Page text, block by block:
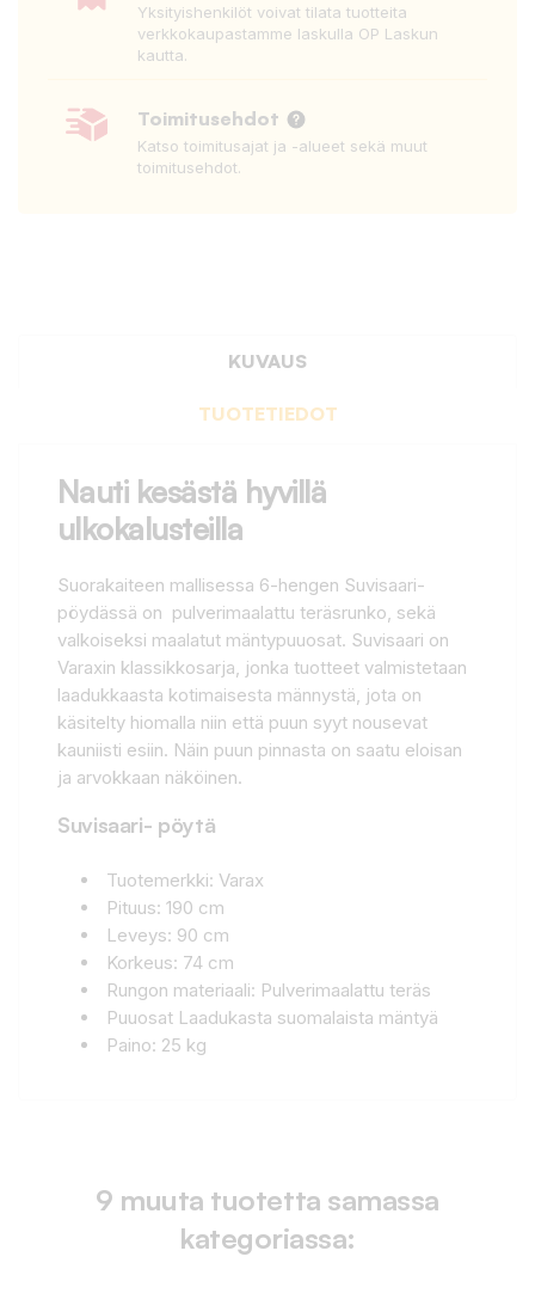
Yksityishenkilöt voivat tilata tuotteita
verkkokaupastamme laskulla OP Laskun
kautta.
Toimitusehdot
Katso toimitusajat ja -alueet sekä muut
toimitusehdot.
KUVAUS
TUOTETIEDOT
Nauti kesästä hyvillä
ulkokalusteilla
Suorakaiteen mallisessa 6-hengen Suvisaari-
pöydässä on pulverimaalattu teräsrunko, sekä
valkoiseksi maalatut mäntypuuosat. Suvisaari on
Varaxin klassikkosarja, jonka tuotteet valmistetaan
laadukkaasta kotimaisesta männystä, jota on
käsitelty hiomalla niin että puun syyt nousevat
kauniisti esiin. Näin puun pinnasta on saatu eloisan
ja arvokkaan näköinen.
Suvisaari- pöytä
Tuotemerkki: Varax
Pituus: 190 cm
Leveys: 90 cm
Korkeus: 74 cm
Rungon materiaali: Pulverimaalattu teräs
Puuosat Laadukasta suomalaista mäntyä
Paino: 25 kg
9 muuta tuotetta samassa
kategoriassa: